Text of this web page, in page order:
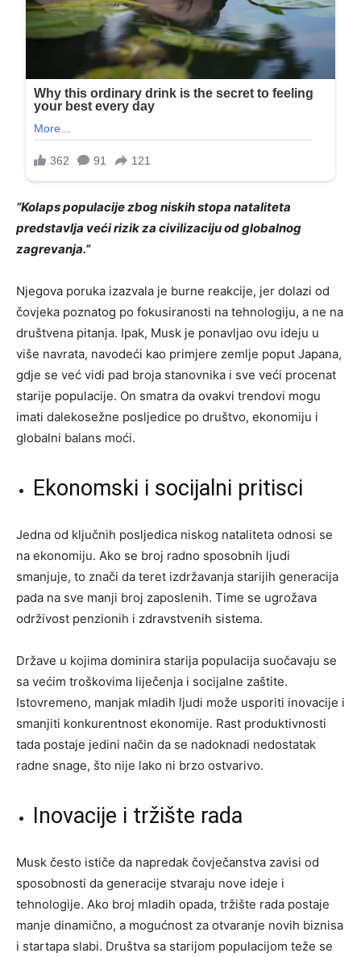
“Kolaps populacije zbog niskih stopa nataliteta
predstavlja veći rizik za civilizaciju od globalnog
zagrevanja.”
Njegova poruka izazvala je burne reakcije, jer dolazi od
čovjeka poznatog po fokusiranosti na tehnologiju, a ne na
društvena pitanja. Ipak, Musk je ponavljao ovu ideju u
više navrata, navodeći kao primjere zemlje poput Japana,
gdje se već vidi pad broja stanovnika i sve veći procenat
starije populacije. On smatra da ovakvi trendovi mogu
imati dalekosežne posljedice po društvo, ekonomiju i
globalni balans moći.
Ekonomski i socijalni pritisci
Jedna od ključnih posljedica niskog nataliteta odnosi se
na ekonomiju. Ako se broj radno sposobnih ljudi
smanjuje, to znači da teret izdržavanja starijih generacija
pada na sve manji broj zaposlenih. Time se ugrožava
održivost penzionih i zdravstvenih sistema.
Države u kojima dominira starija populacija suočavaju se
sa većim troškovima liječenja i socijalne zaštite.
Istovremeno, manjak mladih ljudi može usporiti inovacije i
smanjiti konkurentnost ekonomije. Rast produktivnosti
tada postaje jedini način da se nadoknadi nedostatak
radne snage, što nije lako ni brzo ostvarivo.
Inovacije i tržište rada
Musk često ističe da napredak čovječanstva zavisi od
sposobnosti da generacije stvaraju nove ideje i
tehnologije. Ako broj mladih opada, tržište rada postaje
manje dinamično, a mogućnost za otvaranje novih biznisa
i startapa slabi. Društva sa starijom populacijom teže se